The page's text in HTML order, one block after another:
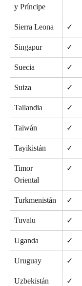
y Príncipe
Sierra Leona ✓
Singapur ✓
Suecia ✓
Suiza ✓
Tailandia ✓
Taiwán ✓
Tayikistán ✓
Timor
Oriental
✓
Turkmenistán ✓
Tuvalu ✓
Uganda ✓
Uruguay ✓
Uzbekistán ✓